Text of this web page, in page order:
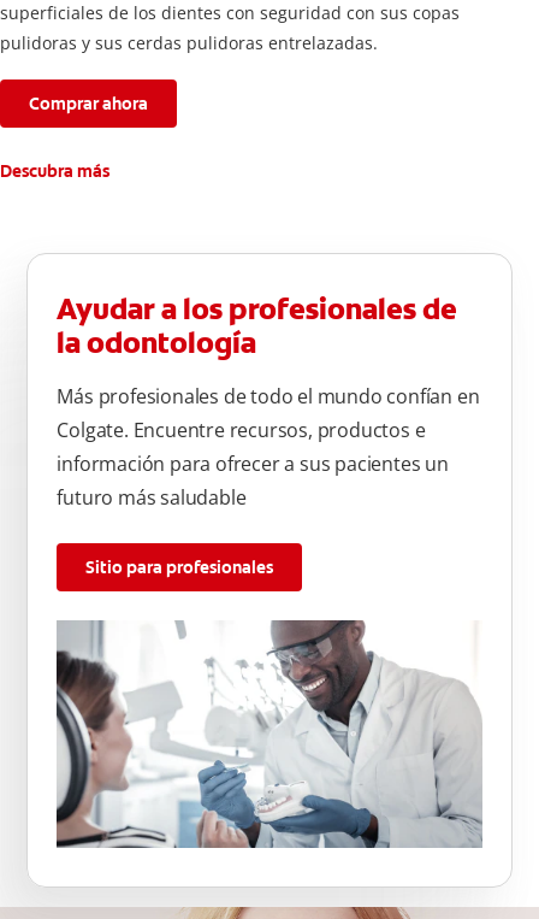
superficiales de los dientes con seguridad con sus copas
pulidoras y sus cerdas pulidoras entrelazadas.
Comprar ahora
Descubra más
Ayudar a los profesionales de
la odontología
Más profesionales de todo el mundo confían en
Colgate. Encuentre recursos, productos e
información para ofrecer a sus pacientes un
futuro más saludable
Sitio para profesionales